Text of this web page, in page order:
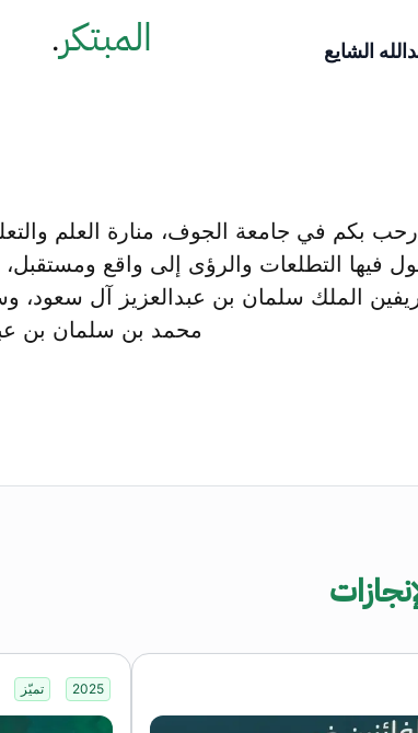
الشايع
المبتكر.
بكم في جامعة الجوف، منارة العلم
فيها التطلعات والرؤى إلى واقع
الملك سلمان بن عبدالعزيز آل سعود،
محمد بن سلمان بن
2025 تميّز